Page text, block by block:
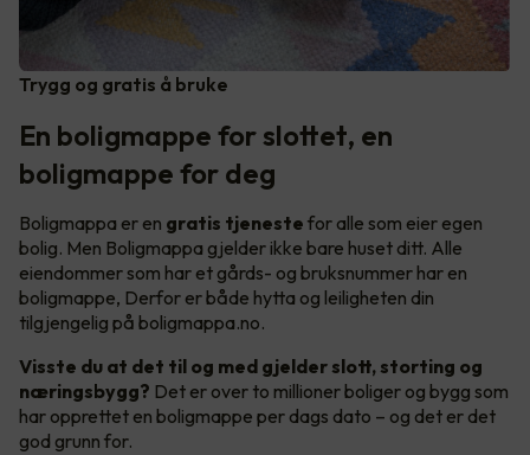
Trygg og gratis å bruke
En boligmappe for slottet, en
boligmappe for deg
Boligmappa er en gratis tjeneste for alle som eier egen
bolig. Men Boligmappa gjelder ikke bare huset ditt. Alle
eiendommer som har et gårds- og bruksnummer har en
boligmappe, Derfor er både hytta og leiligheten din
tilgjengelig på boligmappa.no.
Visste du at det til og med gjelder slott, storting og
næringsbygg? Det er over to millioner boliger og bygg som
har opprettet en boligmappe per dags dato – og det er det
god grunn for.